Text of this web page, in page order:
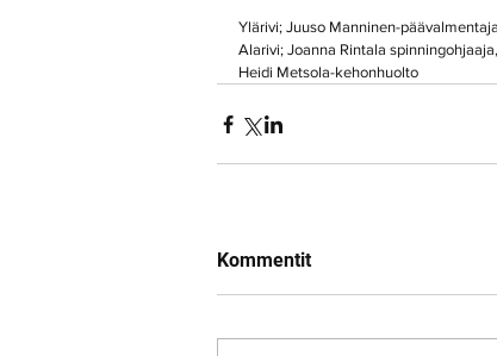
Ylärivi; Juuso Manninen-
Alarivi; Joanna Rintala
Heidi Metsola-kehonhuolto
Kommentit